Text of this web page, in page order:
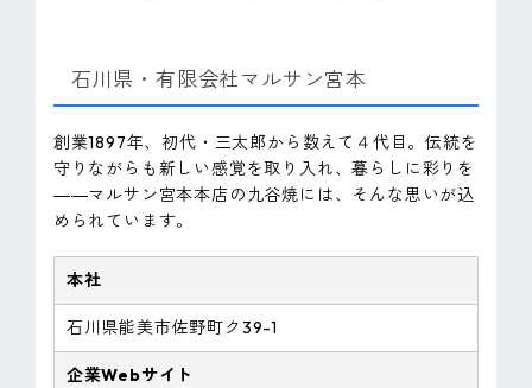
石川県・有限会社マルサン宮本
創業1897年、初代・三太郎から数えて４代目。伝統を
守りながらも新しい感覚を取り入れ、暮らしに彩りを
――マルサン宮本本店の九谷焼には、そんな思いが込
められています。
本社
石川県能美市佐野町ク39-1
企業Webサイト